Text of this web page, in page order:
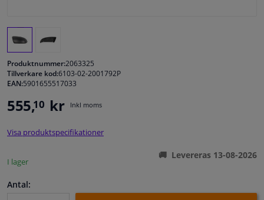
Fönster & Tillbehör
Bilvård & Tillbehör
Sensorer & Elsystem
Produktnummer:2063325
Tillverkare kod:6103-02-2001792P
EAN:5901655517033
555,10 kr Inkl moms
Visa produktspecifikationer
I lager
Levereras 13-08-2026
Antal: